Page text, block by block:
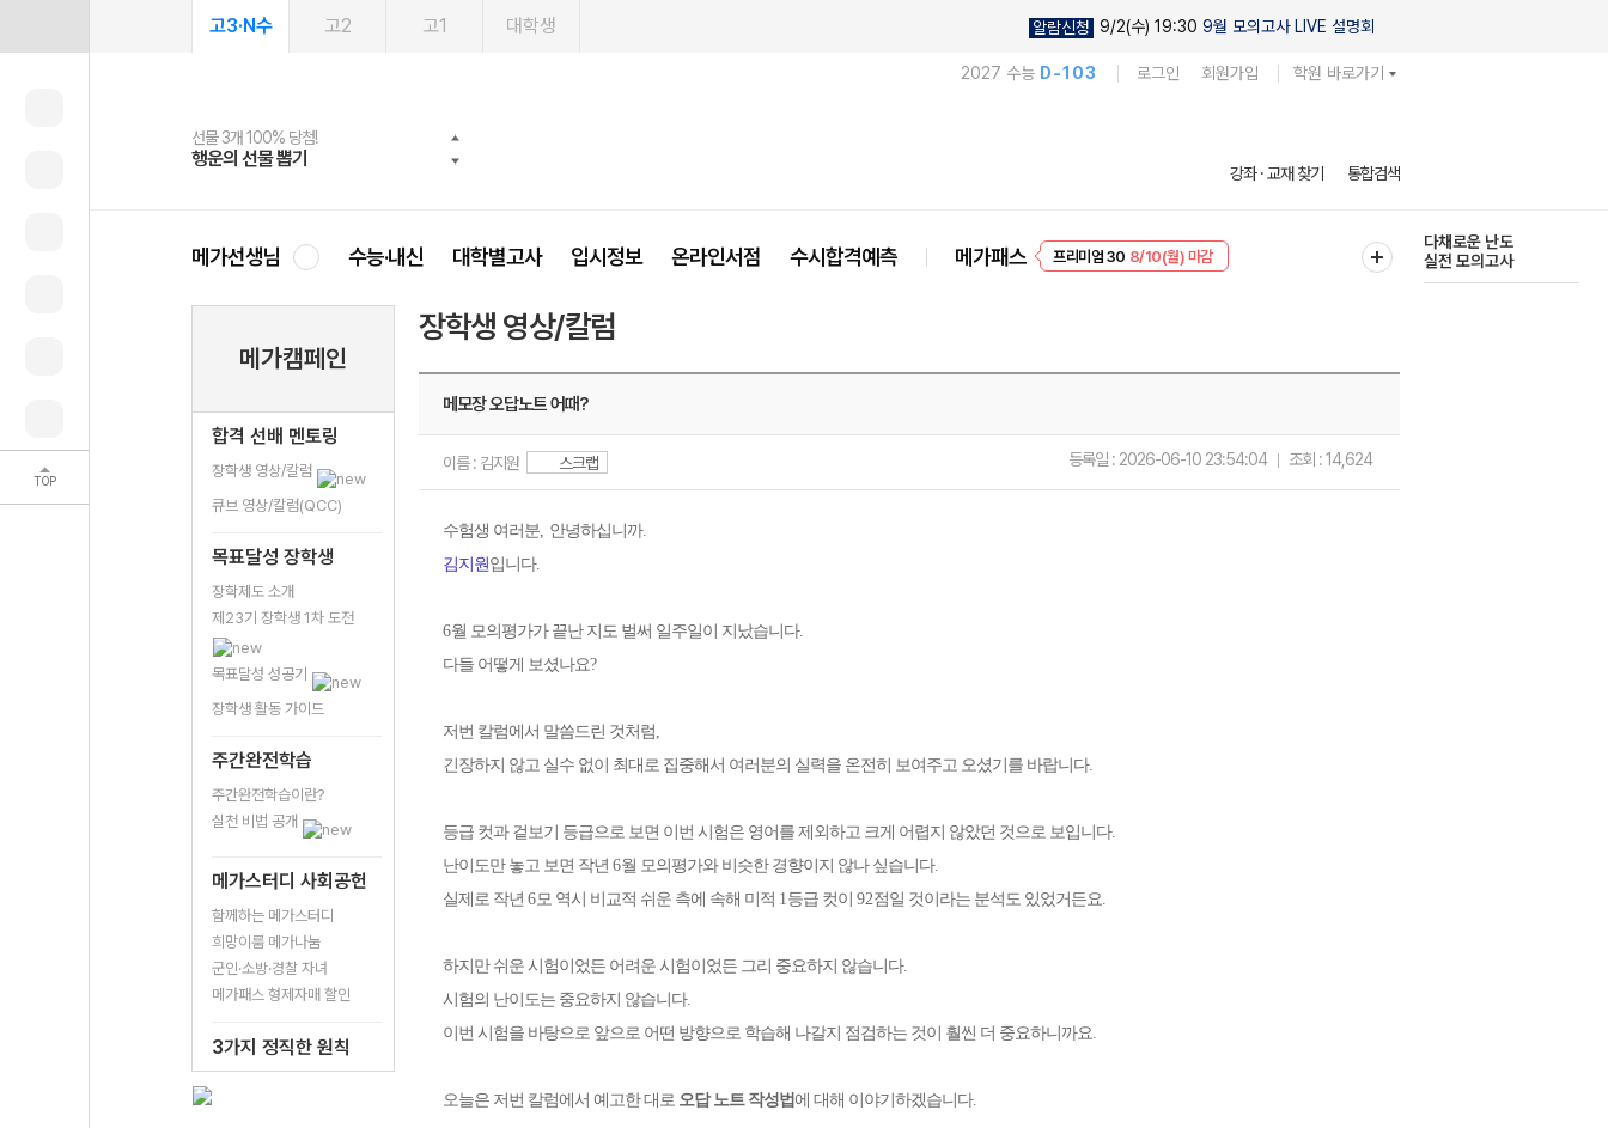
TOP
고3·N수 고2 고1 대학생 알람신청 9/2(수) 19:30 9월 모의고사 LIVE 설명회
2027 수능 D-103 로그인 회원가입 학원 바로가기
선물 3개 100% 당첨!
행운의 선물 뽑기
선물 100% 증정!
메가스터디 X 올리브
여름방학 스터디 캐시백
메가런 썸머스쿨
2027 러셀 단과
강사 공개선발
스마트러닝앱
설문 EVENT
메가패스
3일 무료 체험권
메가패스 수강생 무료혜택!
메가클럽 멤버십
사회공헌 캠페인
희망이룸 메가나눔
강좌 · 교재 찾기 통합검색
메가선생님 수능·내신 대학별고사 입시정보 온라인서점 수시합격예측 메가패스
EVENT 8/10(월) 마감
다채로운 난도
실전 모의고사
메가캠페인
합격 선배 멘토링
장학생 영상/칼럼
큐브 영상/칼럼(QCC)
목표달성 장학생
장학제도 소개
제23기 장학생 1차 도전
목표달성 성공기
장학생 활동 가이드
주간완전학습
주간완전학습이란?
실천 비법 공개
메가스터디 사회공헌
함께하는 메가스터디
희망이룸 메가나눔
군인·소방·경찰 자녀
메가패스 형제자매 할인
3가지 정직한 원칙
장학생 영상/칼럼
메모장 오답노트 어때?
이름 : 김지원 스크랩 등록일 : 2026-06-10 23:54:04 조회 :14,624
수험생 여러분, 안녕하십니까.
김지원입니다.
6월 모의평가가 끝난 지도 벌써 일주일이 지났습니다.
다들 어떻게 보셨나요?
저번 칼럼에서 말씀드린 것처럼,
긴장하지 않고 실수 없이 최대로 집중해서 여러분의 실력을 온전히 보여주고 오셨기를 바랍니다.
등급 컷과 겉보기 등급으로 보면 이번 시험은 영어를 제외하고 크게 어렵지 않았던 것으로 보입니다.
난이도만 놓고 보면 작년 6월 모의평가와 비슷한 경향이지 않나 싶습니다.
실제로 작년 6모 역시 비교적 쉬운 측에 속해 미적 1등급 컷이 92점일 것이라는 분석도 있었거든요.
하지만 쉬운 시험이었든 어려운 시험이었든 그리 중요하지 않습니다.
시험의 난이도는 중요하지 않습니다.
이번 시험을 바탕으로 앞으로 어떤 방향으로 학습해 나갈지 점검하는 것이 훨씬 더 중요하니까요.
오늘은 저번 칼럼에서 예고한 대로 오답 노트 작성법 에 대해 이야기하겠습니다.